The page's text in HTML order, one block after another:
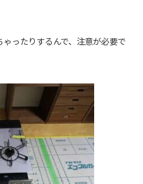
ったりするんで、注意が必要で